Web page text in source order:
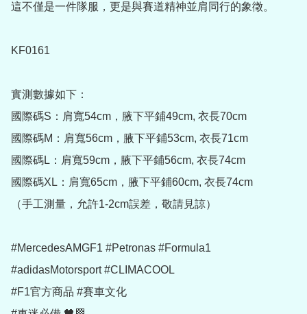
這不僅是一件隊服，更是與賽道精神並肩同行的象徵。
KF0161
實測數據如下：
國際碼S：肩寬54cm，腋下平鋪49cm, 衣長70cm
國際碼M：肩寬56cm，腋下平鋪53cm, 衣長71cm
國際碼L：肩寬59cm，腋下平鋪56cm, 衣長74cm
國際碼XL：肩寬65cm，腋下平鋪60cm, 衣長74cm
（手工測量，允許1-2cm誤差，敬請見諒）
#MercedesAMGF1 #Petronas #Formula1
#adidasMotorsport #CLIMACOOL
#F1官方商品 #賽車文化